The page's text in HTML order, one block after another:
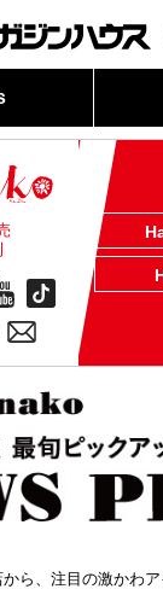
ら、注目の激かわ